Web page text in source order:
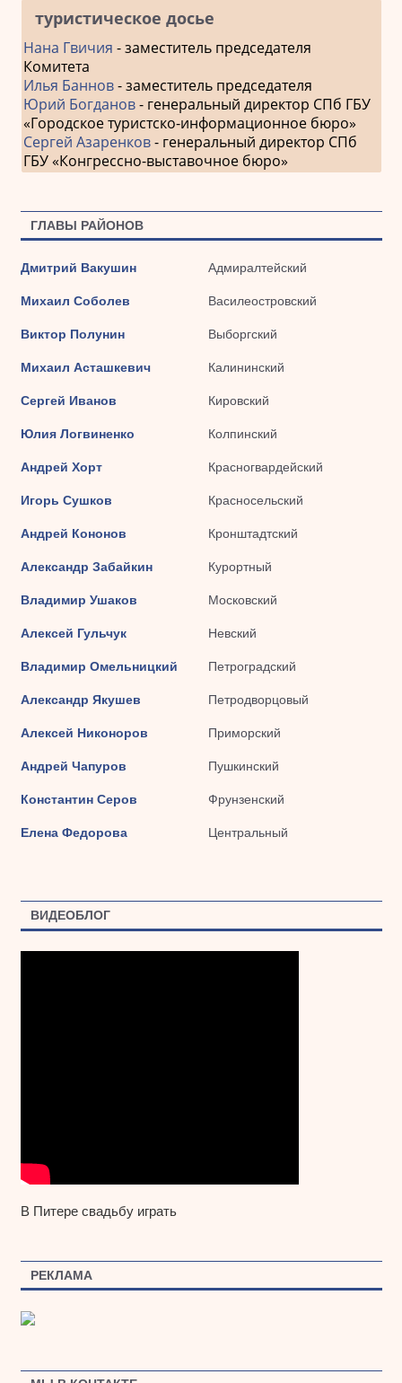
туристическое досье
Нана Гвичия - заместитель председателя
Комитета
Илья Баннов- заместитель председателя
Юрий Богданов- генеральный директор СПб ГБУ
«Городское туристско-информационное бюро»
Сергей Азаренков- генеральный директор СПб
ГБУ «Конгрессно-выставочное бюро»
ГЛАВЫ РАЙОНОВ
Дмитрий Вакушин Адмиралтейский
Михаил Соболев Василеостровский
Виктор Полунин Выборгский
Михаил Асташкевич Калининский
Сергей Иванов Кировский
Юлия Логвиненко Колпинский
Андрей Хорт Красногвардейский
Игорь Сушков Красносельский
Андрей Кононов Кронштадтский
Александр Забайкин Курортный
Владимир Ушаков Московский
Алексей Гульчук Невский
Владимир Омельницкий Петроградский
Александр Якушев Петродворцовый
Алексей Никоноров Приморский
Андрей Чапуров Пушкинский
Константин Серов Фрунзенский
Елена Федорова Центральный
ВИДЕОБЛОГ
В Питере свадьбу играть
РЕКЛАМА